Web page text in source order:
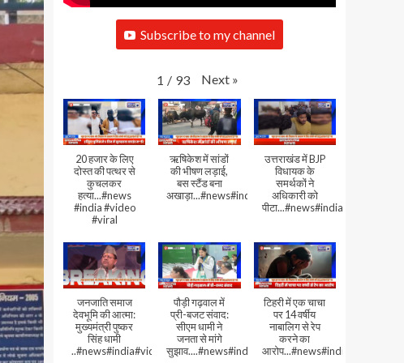
Subscribe to my channel
1 / 93 Next »
20 हजार के लिए
दोस्त की पत्थर से
कुचलकर
हत्या...#news
#india #video
#viral
ऋषिकेश में सांडों
की भीषण लड़ाई,
बस स्टैंड बना
अखाड़ा...#news#india#video#viral
उत्तराखंड में BJP
विधायक के
समर्थकों ने
अधिकारी को
पीटा...#news#india#video#viral
जनजाति समाज
देवभूमि की आत्मा:
मुख्यमंत्री पुष्कर
सिंह धामी
..#news#india#video#viral
पौड़ी गढ़वाल में
प्री-बजट संवाद:
सीएम धामी ने
जनता से मांगे
सुझाव....#news#india#video#viral
टिहरी में एक चाचा
पर 14 वर्षीय
नाबालिग से रेप
करने का
आरोप...#news#india#video